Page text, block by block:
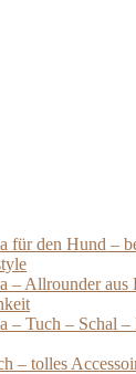
für den Hund –
– Allrounder
– Tuch – Schal
– tolles